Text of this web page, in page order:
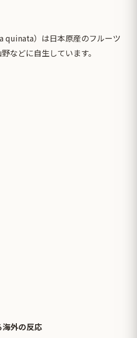
quinata）は日本原産のフルーツ
などに自生しています。
海外の反応